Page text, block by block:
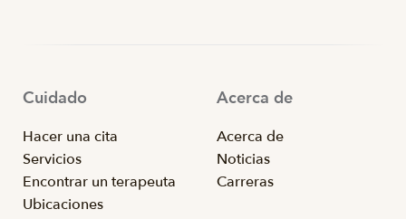
Cuidado
Hacer una cita
Servicios
Encontrar un terapeuta
Ubicaciones
Acerca de
Acerca de
Noticias
Carreras